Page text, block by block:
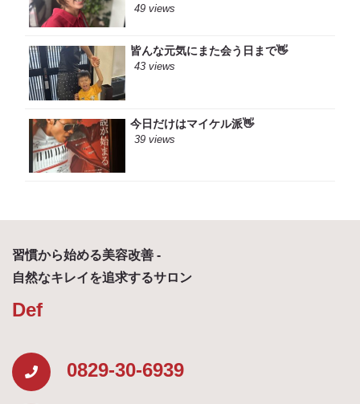
49 views
皆んな元気にまた会う日まで👋
43 views
今日だけはマイケル派👋
39 views
習慣から始める美容改善 -
自然なキレイを追求するサロン
Def
0829-30-6939